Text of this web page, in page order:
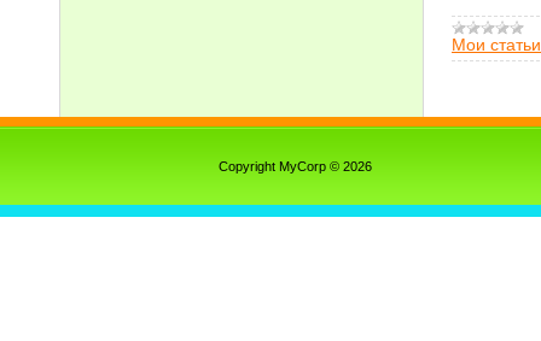
Мои статьи
Copyright MyCorp © 2026